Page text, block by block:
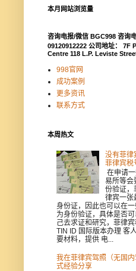
本月网站浏览量
咨询电报/微信 BGC998 咨询电
09120912222 公司地址： 7F
Centre 118 L.P. Leviste
998官网
成功案例
更多资讯
联系方式
本周热文
没有菲律
菲律宾税
在申请
易所等会
份验证，
律宾一张
身份证，因此也可以在
为身份验证，具体是否
己去求证和研究，菲律
TIN ID 国际版本办理 客
要材料，提供 电...
我在菲律宾驾照（无国
式经验分享